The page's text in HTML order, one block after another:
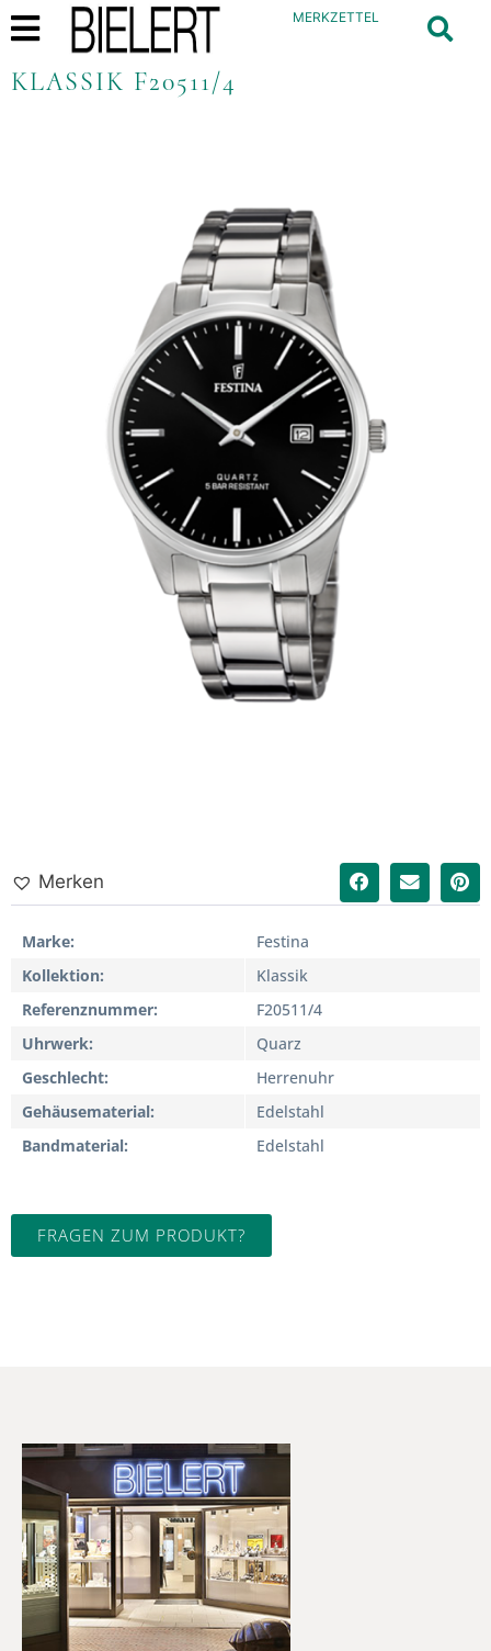
MERKZETTEL
KLASSIK F20511/4
Merken
Marke
Festina
Kollektion
Klassik
Referenznummer
F20511/4
Uhrwerk
Quarz
Geschlecht
Herrenuhr
Gehäusematerial
Edelstahl
Bandmaterial
Edelstahl
FRAGEN ZUM PRODUKT?